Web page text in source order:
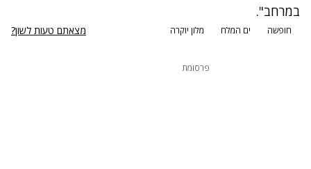
במרחב".
חופשה ים המלח מלון יוקרה מצאתם טעות לשון?
פרסומת